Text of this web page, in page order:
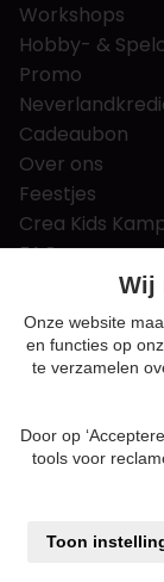
Workshops
Hobby- &
Promo
Cadeaubon
Over ons
Feestjes
Crea Kids
FAQ
Tips & tricks
Contact
Nieuws &
Wij
Onze website
en functies op
te verzamelen
Door op
tools voor
Toon